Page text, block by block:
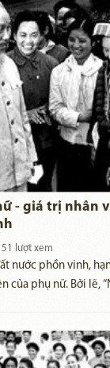
trân trọng hứa với
với quyết tâm của
cùng thân ái chung
- giá trị nhân
lượt xem
nước phồn vinh,
của phụ nữ. Bởi lẽ,
một nửa(1). Tư
trải nghiệm của